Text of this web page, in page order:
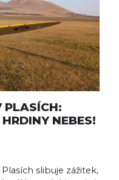
PLASÍCH:
NEBES!
slibuje zážitek,